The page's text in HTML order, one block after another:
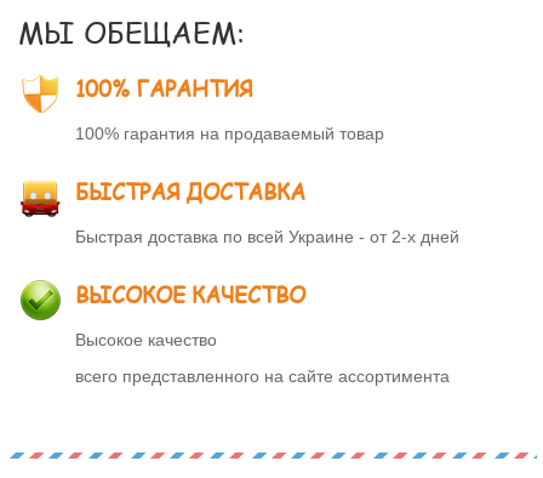
МЫ ОБЕЩАЕМ:
100% ГАРАНТИЯ
100% гарантия на продаваемый товар
БЫСТРАЯ ДОСТАВКА
Быстрая доставка по всей Украине - от 2-х дней
ВЫСОКОЕ КАЧЕСТВО
Высокое качество
всего представленного на сайте ассортимента